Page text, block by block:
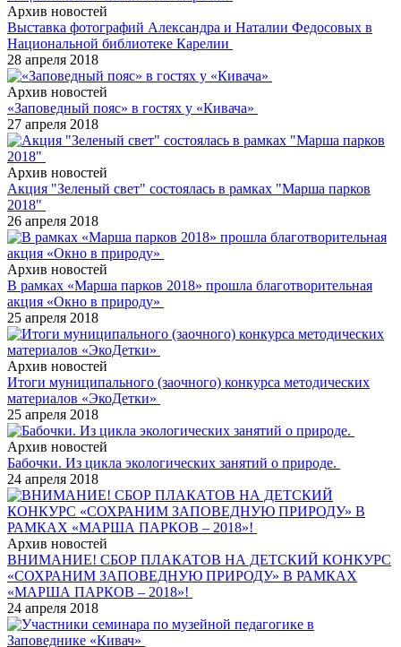
Архив новостей
Выставка фотографий Александра и Наталии Федосовых в
Национальной библиотеке Карелии
28 апреля 2018
Архив новостей
«Заповедный пояс» в гостях у «Кивача»
27 апреля 2018
Архив новостей
Акция "Зеленый свет" состоялась в рамках "Марша парков
2018"
26 апреля 2018
Архив новостей
В рамках «Марша парков 2018» прошла благотворительная
акция «Окно в природу»
25 апреля 2018
Архив новостей
Итоги муниципального (заочного) конкурса методических
материалов «ЭкоДетки»
25 апреля 2018
Архив новостей
Бабочки. Из цикла экологических занятий о природе.
24 апреля 2018
Архив новостей
ВНИМАНИЕ! СБОР ПЛАКАТОВ НА ДЕТСКИЙ КОНКУРС
«СОХРАНИМ ЗАПОВЕДНУЮ ПРИРОДУ» В РАМКАХ
«МАРША ПАРКОВ – 2018»!
24 апреля 2018